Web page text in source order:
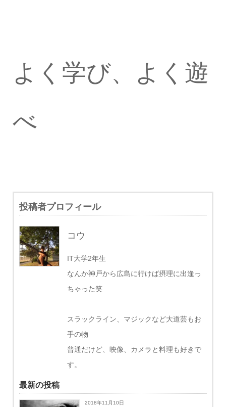
よく学び、よく遊
べ
投稿者プロフィール
コウ
IT大学2年生
なんか神戸から広島に行けば摂理に出逢っ
ちゃった笑
スラックライン、マジックなど大道芸もお
手の物
普通だけど、映像、カメラと料理も好きで
す。
最新の投稿
2018年11月10日